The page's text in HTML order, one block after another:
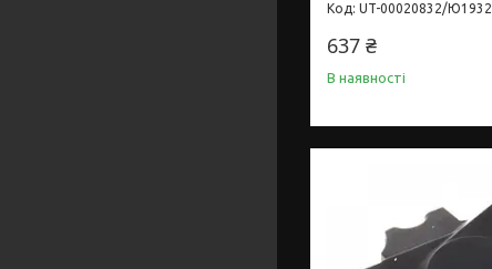
UT-00020832/Ю1932
637 ₴
В наявності